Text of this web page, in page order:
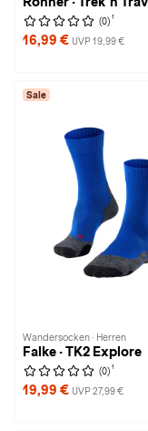
(0) 1
16,99 € UVP 19,99 €
Sale
Wandersocken · Herren
Falke · TK2 Explore
(0) 1
19,99 € UVP 27,99 €